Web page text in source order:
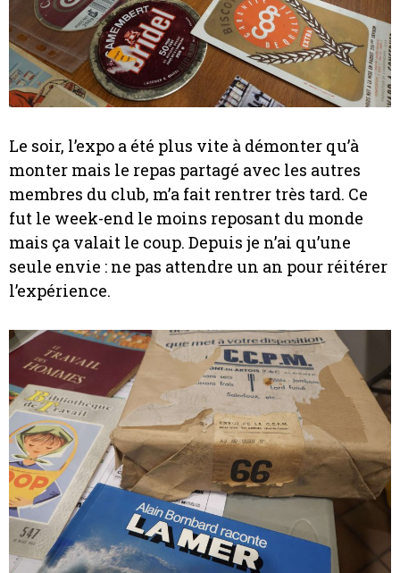
Le soir, l’expo a été plus vite à démonter qu’à
monter mais le repas partagé avec les autres
membres du club, m’a fait rentrer très tard. Ce
fut le week-end le moins reposant du monde
mais ça valait le coup. Depuis je n’ai qu’une
seule envie : ne pas attendre un an pour réitérer
l’expérience.